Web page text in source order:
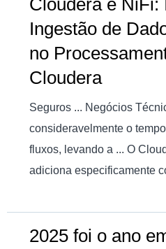
Cloudera e NiFi:
Ingestão de
no
Cloudera
Seguros ... Negócios
consideravelmente o
fluxos, levando a ... O
adiciona especificamente
2025 foi o ano